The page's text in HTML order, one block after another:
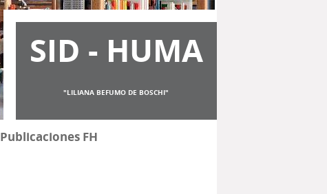
SID - HUMA
"LILIANA BEFUMO DE BOSCHI"
Publicaciones FH